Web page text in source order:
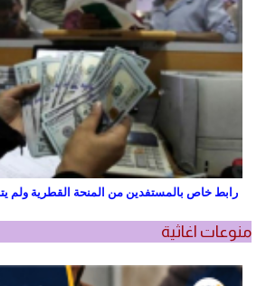
رابط خاص بالمستفدين من المنحة القطرية ولم
منوعات اغاثية